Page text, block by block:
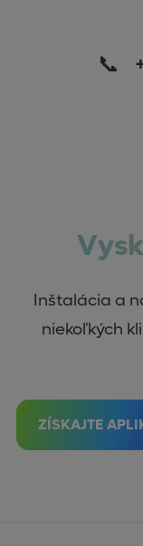
Inštalácia a
niekoľkých
ZÍSKAJTE